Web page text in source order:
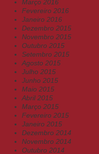
Março 2016
Fevereiro 2016
Janeiro 2016
Dezembro 2015
Novembro 2015
Outubro 2015
Setembro 2015
Agosto 2015
Julho 2015
Junho 2015
Maio 2015
Abril 2015
Março 2015
Fevereiro 2015
Janeiro 2015
Dezembro 2014
Novembro 2014
Outubro 2014